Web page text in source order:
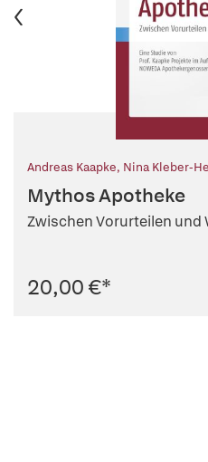
Andreas Kaapke, Nina Kleber-
Mythos Apotheke
Zwischen Vorurteilen und
20,00 €*